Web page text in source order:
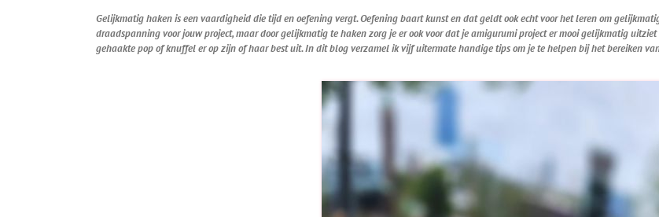
Gelijkmatig haken is een vaardigheid die tijd en oefening vergt. Oefening baart kunst en dat geldt ook echt voor het leren om
draadspanning voor jouw project, maar door gelijkmatig te haken zorg je er ook voor dat je amigurumi project er mooi gelijkmatig
gehaakte pop of knuffel er op zijn of haar best uit. In dit blog verzamel ik vijf uitermate handige tips om je te helpen bij het bereiken